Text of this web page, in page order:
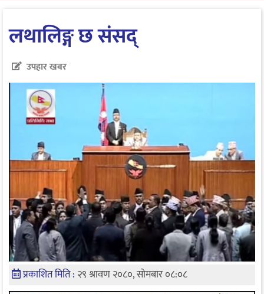
लथालिङ्ग छ संसद्
उपहार खबर
प्रकाशित मिति : २९ श्रावण २०८०, सोमबार ०८:०८